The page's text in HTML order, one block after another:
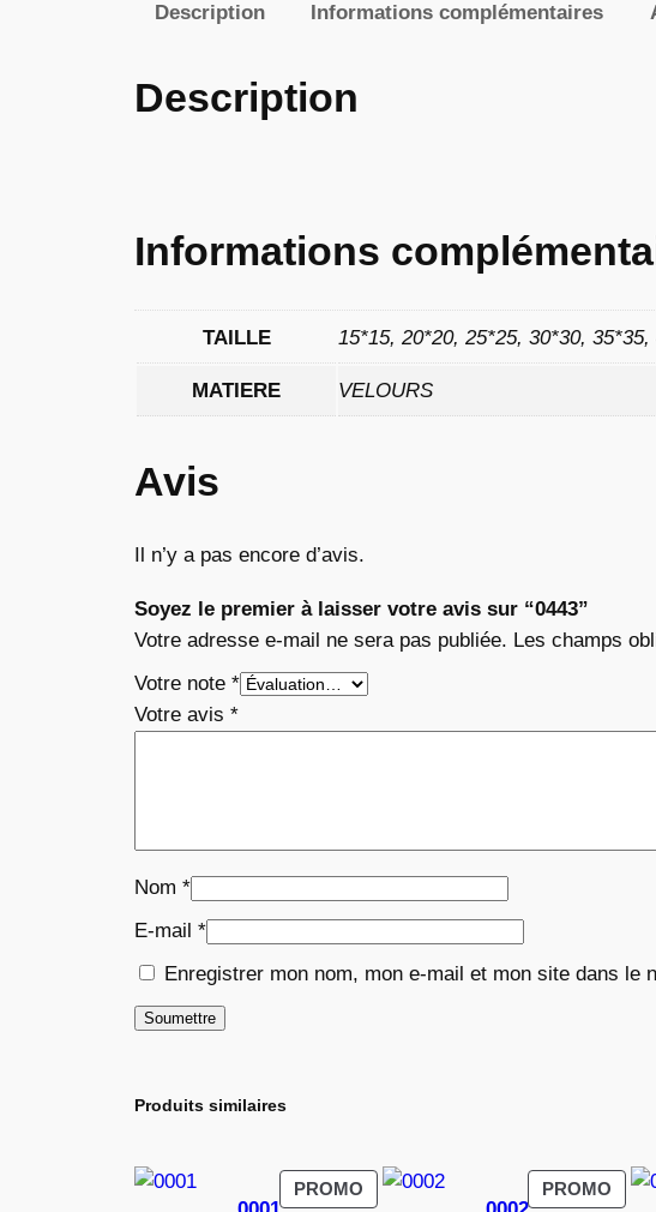
Description
Informations complémentaires
Description
Informations
TAILLE 15*15, 20*20, 25*25, 30*30,
MATIERE VELOURS
Avis
Il n’y a pas encore d’avis.
Soyez le premier à laisser votre avis sur “0443”
Votre adresse e-mail ne sera pas publiée. Les champs
Votre note *
Votre avis *
Nom *
E-mail *
Enregistrer mon nom, mon e-mail et mon site dans le
Produits similaires
PROMO PRODUIT
PROMO